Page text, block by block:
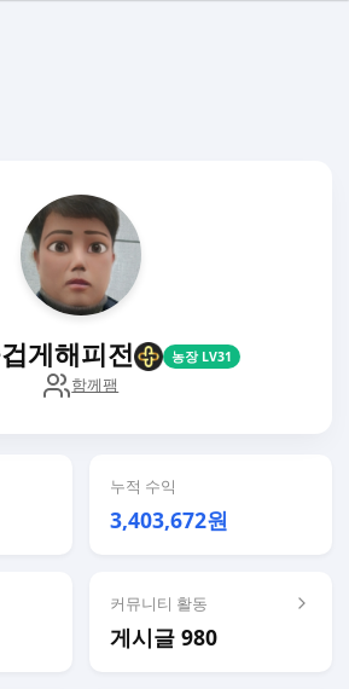
게해피전 농장 LV31
함께팸
누적 수익
3,403,672원
커뮤니티 활동
게시글 980